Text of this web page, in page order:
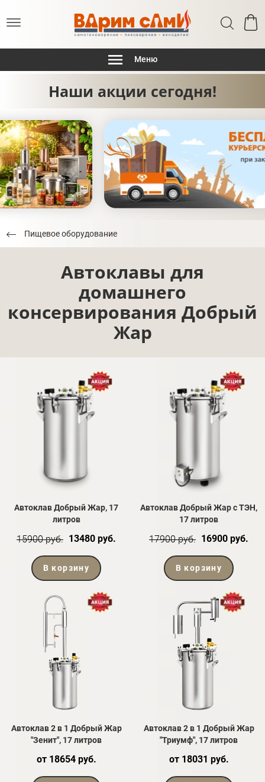
Меню
Наши акции сегодня!
Пищевое оборудование
Автоклавы для
домашнего
консервирования Добрый
Жар
Автоклав Добрый Жар, 17
литров
15900 руб. 13480 руб.
В корзину
Автоклав Добрый Жар с ТЭН,
17 литров
17900 руб. 16900 руб.
В корзину
Автоклав 2 в 1 Добрый Жар
"Зенит", 17 литров
от 18654 руб.
Автоклав 2 в 1 Добрый Жар
"Триумф", 17 литров
от 18031 руб.